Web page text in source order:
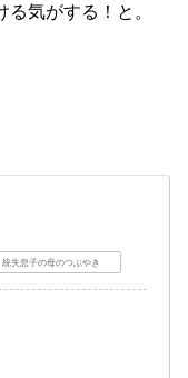
気がする！と。
統失息子の母のつぶやき